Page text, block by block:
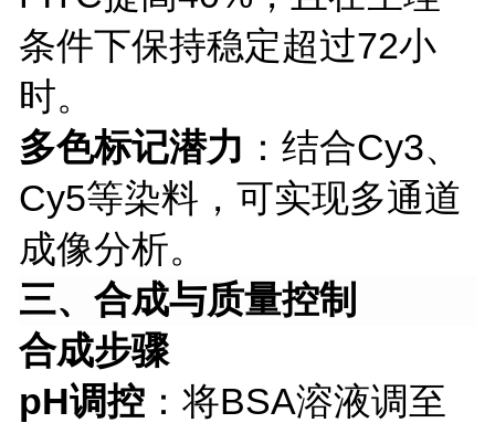
条件下保持稳定超过72小
时。
多色标记潜力 ：结合Cy3、
Cy5等染料，可实现多通道
成像分析。
三、合成与质量控制
合成步骤
pH调控：将BSA溶液调至